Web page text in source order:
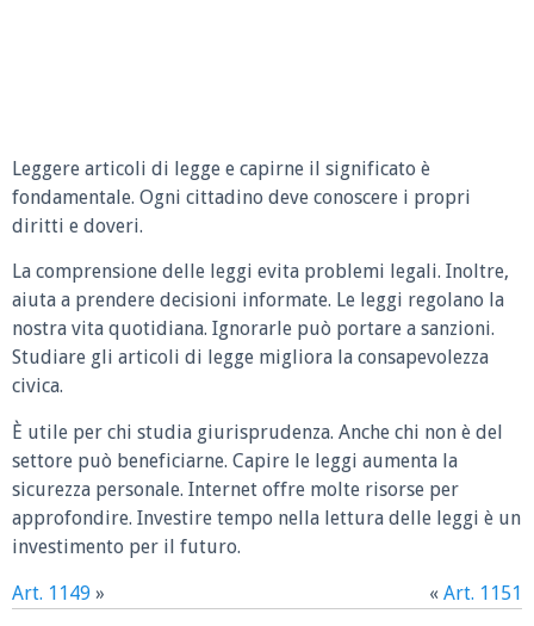
Leggere articoli di legge e capirne il significato è
fondamentale. Ogni cittadino deve conoscere i propri
diritti e doveri.
La comprensione delle leggi evita problemi legali. Inoltre,
aiuta a prendere decisioni informate. Le leggi regolano la
nostra vita quotidiana. Ignorarle può portare a sanzioni.
Studiare gli articoli di legge migliora la consapevolezza
civica.
È utile per chi studia giurisprudenza. Anche chi non è del
settore può beneficiarne. Capire le leggi aumenta la
sicurezza personale. Internet offre molte risorse per
approfondire. Investire tempo nella lettura delle leggi è un
investimento per il futuro.
Art. 1149 » « Art. 1151